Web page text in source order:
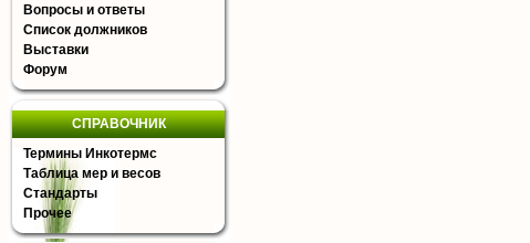
Вопросы и ответы
Список должников
Выставки
Форум
СПРАВОЧНИК
Термины Инкотермс
Таблица мер и весов
Стандарты
Прочее